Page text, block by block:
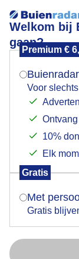
Welkom bij
gaan?
Premium €
Voor slechts
10%
Elk
Gratis
Met
Gratis
Mistig boven
Mogen
Indien je
verschijnt